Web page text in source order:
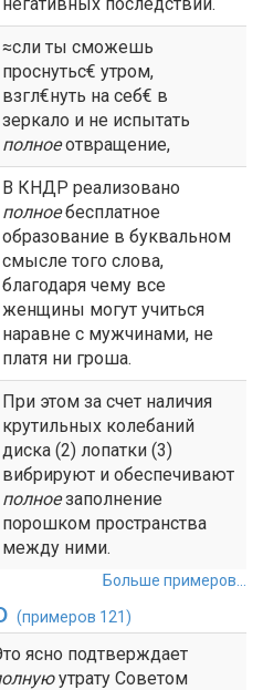
≈сли ты сможешь
проснутьс€ утром,
взгл€нуть на себ€ в
зеркало и не испытать
полноеотвращение,
В КНДР реализовано
полноебесплатное
образование в буквальном
смысле того слова,
благодаря чему все
женщины могут учиться
наравне с мужчинами, не
платя ни гроша.
При этом за счет наличия
крутильных колебаний
диска (2) лопатки (3)
вибрируют и обеспечивают
полноезаполнение
порошком пространства
между ними.
Больше примеров...
(примеров 121)
ясно подтверждает
утрату Советом